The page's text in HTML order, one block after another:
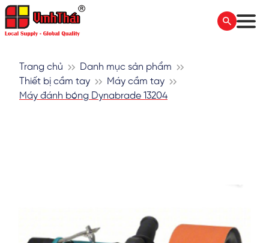
Trang chủ
Danh mục sản phẩm
Thiết bị cầm tay
Máy cầm tay
Máy đánh bóng Dynabrade 13204